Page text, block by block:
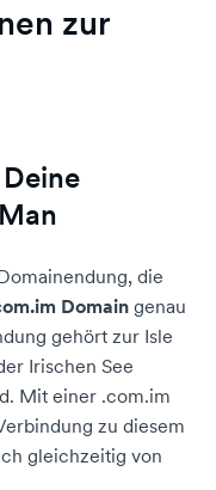
zur
die
Domaingenau
gehört zur Isle
Irischen See
Mit einer .com.im
zu diesem
gleichzeitig von